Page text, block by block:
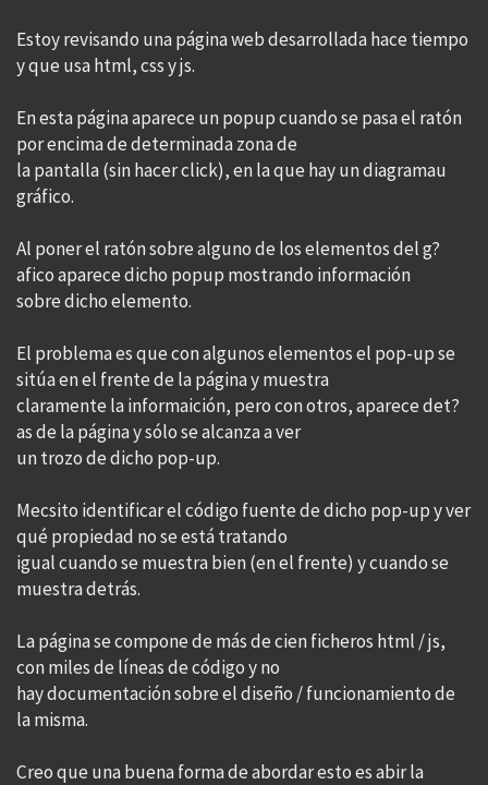
Estoy revisando una página web desarrollada hace tiempo
y que usa html, css y js.
En esta página aparece un popup cuando se pasa el ratón
por encima de determinada zona de
la pantalla (sin hacer click), en la que hay un diagramau
gráfico.
Al poner el ratón sobre alguno de los elementos del g?
afico aparece dicho popup mostrando información
sobre dicho elemento.
El problema es que con algunos elementos el pop-up se
sitúa en el frente de la página y muestra
claramente la informaición, pero con otros, aparece det?
as de la página y sólo se alcanza a ver
un trozo de dicho pop-up.
Mecsito identificar el código fuente de dicho pop-up y ver
qué propiedad no se está tratando
igual cuando se muestra bien (en el frente) y cuando se
muestra detrás.
La página se compone de más de cien ficheros html / js,
con miles de líneas de código y no
hay documentación sobre el diseño / funcionamiento de
la misma.
Creo que una buena forma de abordar esto es abir la